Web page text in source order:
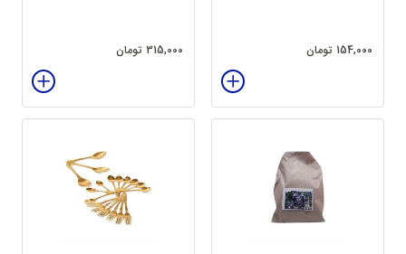
154,000 تومان 315,000 تومان